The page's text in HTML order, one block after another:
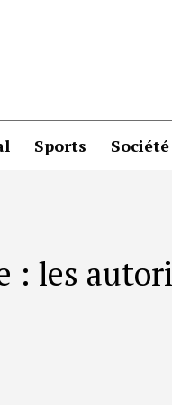
Sports Société
: les